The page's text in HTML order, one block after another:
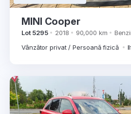
MINI Cooper
Lot 5295 2018 90,000 km
Vânzător privat / Persoană fizică